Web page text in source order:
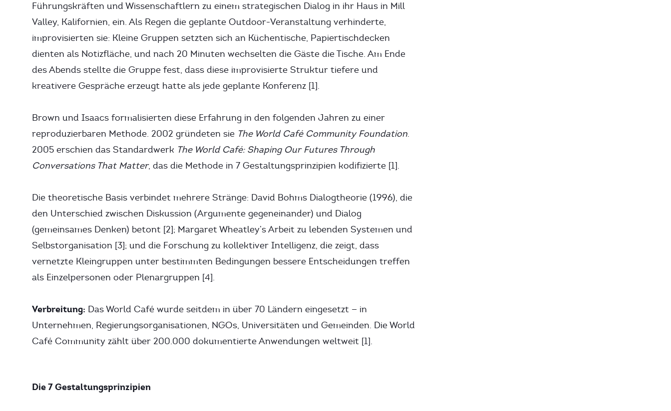
Führungskräften und Wissenschaftlern zu einem strategischen Dialog in ihr Haus in Mill
Valley, Kalifornien, ein. Als Regen die geplante Outdoor-Veranstaltung verhinderte,
improvisierten sie: Kleine Gruppen setzten sich an Küchentische, Papiertischdecken
dienten als Notizfläche, und nach 20 Minuten wechselten die Gäste die Tische. Am Ende
des Abends stellte die Gruppe fest, dass diese improvisierte Struktur tiefere und
kreativere Gespräche erzeugt hatte als jede geplante Konferenz [1].
Brown und Isaacs formalisierten diese Erfahrung in den folgenden Jahren zu einer
reproduzierbaren Methode. 2002 gründeten sie The World Café Community Foundation.
2005 erschien das Standardwerk The World Café: Shaping Our Futures Through
Conversations That Matter, das die Methode in 7 Gestaltungsprinzipien kodifizierte [1].
Die theoretische Basis verbindet mehrere Stränge: David Bohms Dialogtheorie (1996), die
den Unterschied zwischen Diskussion (Argumente gegeneinander) und Dialog
(gemeinsames Denken) betont [2]; Margaret Wheatley’s Arbeit zu lebenden Systemen und
Selbstorganisation [3]; und die Forschung zu kollektiver Intelligenz, die zeigt, dass
vernetzte Kleingruppen unter bestimmten Bedingungen bessere Entscheidungen treffen
als Einzelpersonen oder Plenargruppen [4].
Verbreitung: Das World Café wurde seitdem in über 70 Ländern eingesetzt — in
Unternehmen, Regierungsorganisationen, NGOs, Universitäten und Gemeinden. Die World
Café Community zählt über 200.000 dokumentierte Anwendungen weltweit [1].
Die 7 Gestaltungsprinzipien